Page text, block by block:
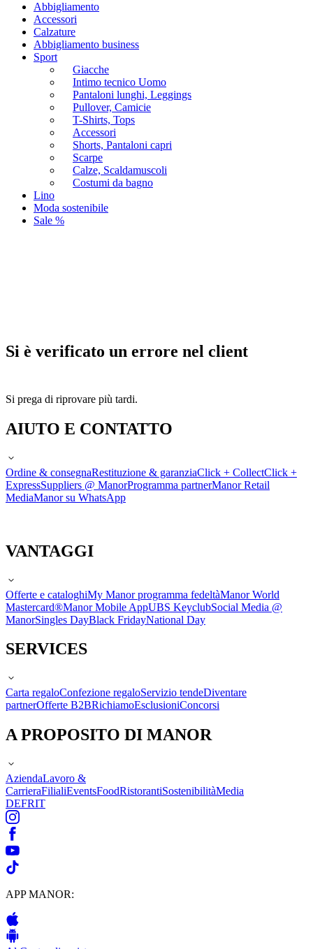
Abbigliamento
Accessori
Calzature
Abbigliamento business
Sport
Giacche
Intimo tecnico Uomo
Pantaloni lunghi, Leggings
Pullover, Camicie
T-Shirts, Tops
Accessori
Shorts, Pantaloni capri
Scarpe
Calze, Scaldamuscoli
Costumi da bagno
Lino
Moda sostenibile
Sale %
Si è verificato un errore nel client
Si prega di riprovare più tardi.
AIUTO E CONTATTO
Ordine & consegnaRestituzione & garanziaClick + CollectClick +
ExpressSuppliers @ ManorProgramma partnerManor Retail
MediaManor su WhatsApp
VANTAGGI
Offerte e cataloghiMy Manor programma fedeltàManor World
Mastercard®Manor Mobile AppUBS KeyclubSocial Media @
ManorSingles DayBlack FridayNational Day
SERVICES
Carta regaloConfezione regaloServizio tendeDiventare
partnerOfferte B2BRichiamoEsclusioniConcorsi
A PROPOSITO DI MANOR
AziendaLavoro &
CarrieraFilialiEventsFoodRistorantiSostenibilitàMedia
DEFRIT
APP MANOR: